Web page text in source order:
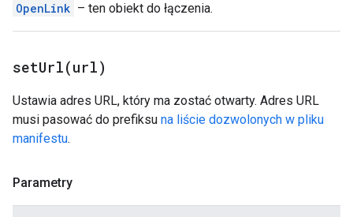
OpenLink – ten obiekt do łączenia.
setUrl(url)
Ustawia adres URL, który ma zostać otwarty. Adres URL
musi pasować do prefiksu na liście dozwolonych w pliku
manifestu.
Parametry